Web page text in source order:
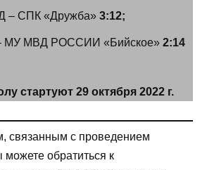
СПК «Дружба» 3:12;
МУ МВД РОССИИ «Бийское» 2:14
стартуют 29 октября 2022 г.
связанным с проведением
обратиться к